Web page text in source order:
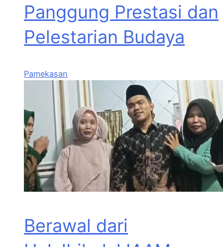
Panggung Prestasi dan
Pelestarian Budaya
Pamekasan
Berawal dari